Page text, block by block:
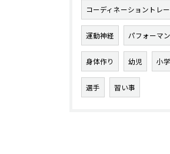
コーディネーショントレ
運動神経 パフォーマ
身体作り 幼児 小
選手 習い事